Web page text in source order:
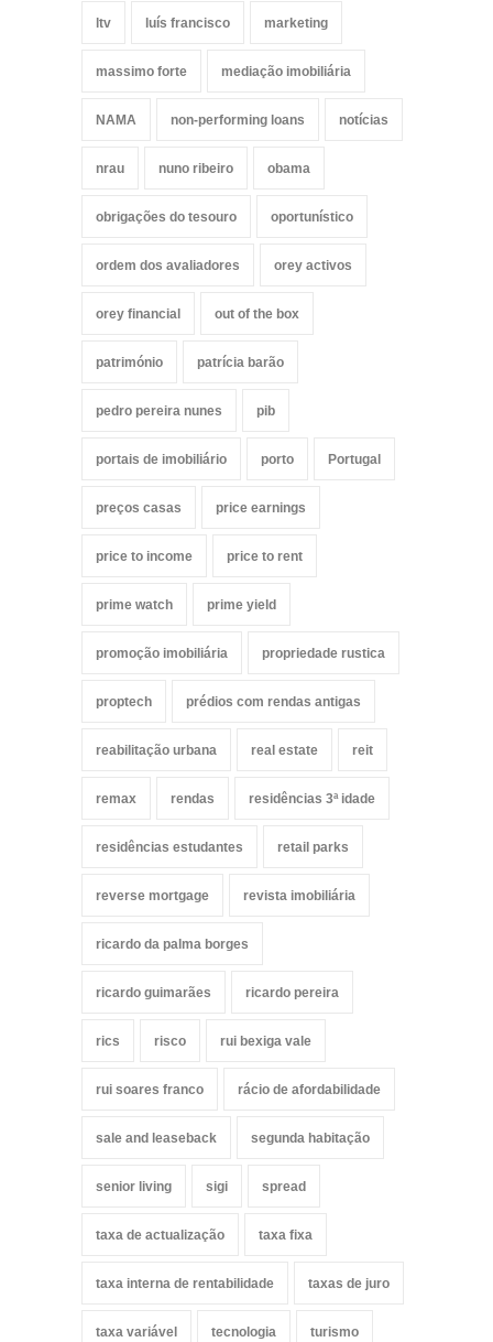
ltv luís francisco marketing
massimo forte mediação imobiliária
NAMA non-performing loans notícias
nrau nuno ribeiro obama
obrigações do tesouro oportunístico
ordem dos avaliadores orey activos
orey financial out of the box
património patrícia barão
pedro pereira nunes pib
portais de imobiliário porto Portugal
preços casas price earnings
price to income price to rent
prime watch prime yield
promoção imobiliária propriedade rustica
proptech prédios com rendas antigas
reabilitação urbana real estate reit
remax rendas residências 3ª idade
residências estudantes retail parks
reverse mortgage revista imobiliária
ricardo da palma borges
ricardo guimarães ricardo pereira
rics risco rui bexiga vale
rui soares franco rácio de afordabilidade
sale and leaseback segunda habitação
senior living sigi spread
taxa de actualização taxa fixa
taxa interna de rentabilidade taxas de juro
taxa variável tecnologia turismo